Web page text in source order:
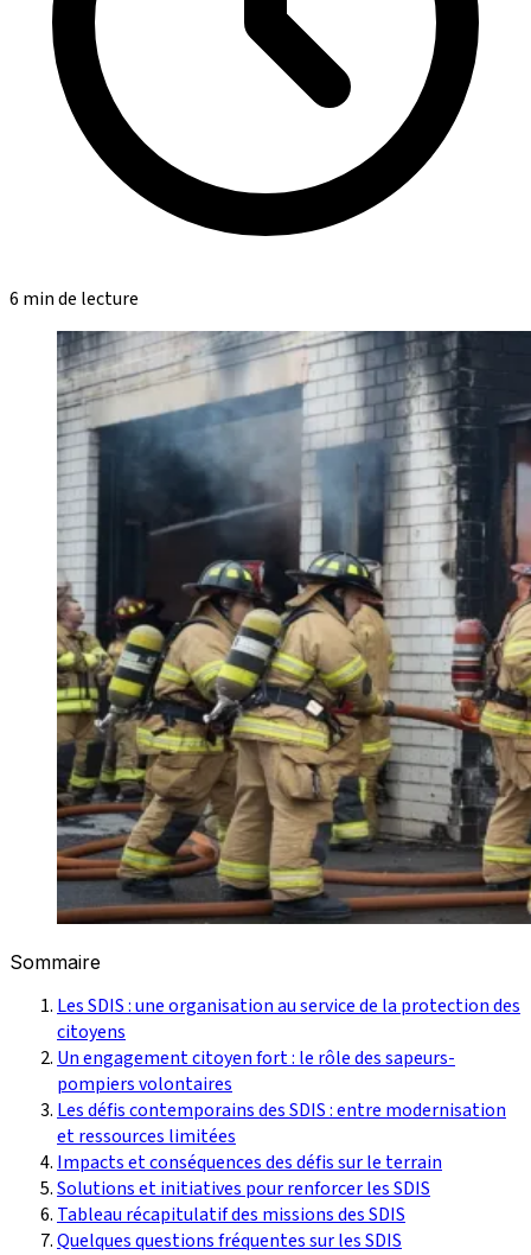
6 min de lecture
Sommaire
Les SDIS : une organisation au service de la protection des
citoyens
Un engagement citoyen fort : le rôle des sapeurs-
pompiers volontaires
Les défis contemporains des SDIS : entre modernisation
et ressources limitées
Impacts et conséquences des défis sur le terrain
Solutions et initiatives pour renforcer les SDIS
Tableau récapitulatif des missions des SDIS
Quelques questions fréquentes sur les SDIS